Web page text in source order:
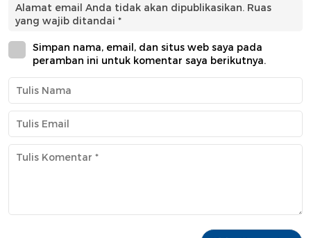
Alamat email Anda tidak akan dipublikasikan. Ruas
yang wajib ditandai *
Simpan nama, email, dan situs web saya pada
peramban ini untuk komentar saya berikutnya.